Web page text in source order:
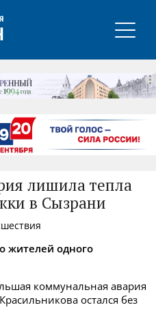
лишила тепла
в Сызрани
жителей одного
коммунальная авария
остался без